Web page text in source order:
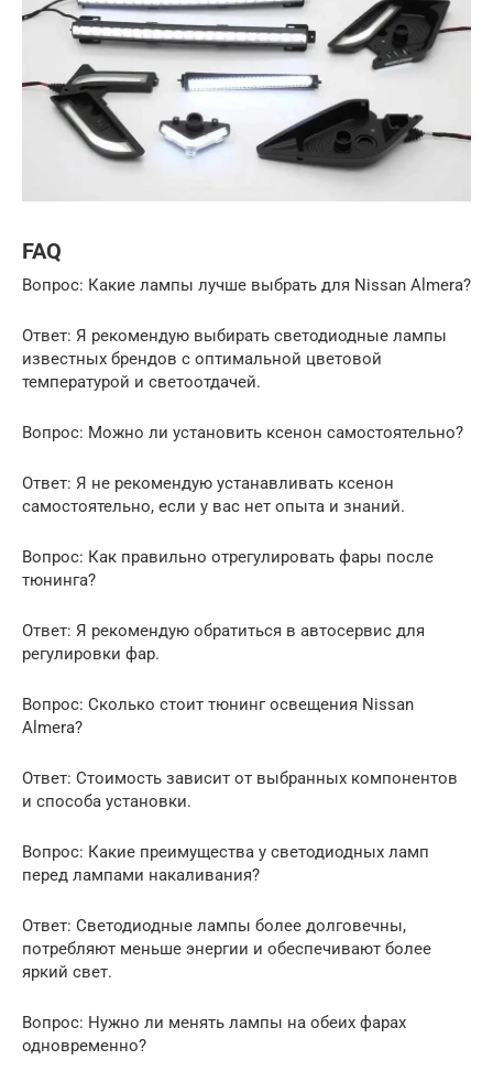
FAQ
Вопрос: Какие лампы лучше выбрать для Nissan Almera?
Ответ: Я рекомендую выбирать светодиодные лампы
известных брендов с оптимальной цветовой
температурой и светоотдачей.
Вопрос: Можно ли установить ксенон самостоятельно?
Ответ: Я не рекомендую устанавливать ксенон
самостоятельно, если у вас нет опыта и знаний.
Вопрос: Как правильно отрегулировать фары после
тюнинга?
Ответ: Я рекомендую обратиться в автосервис для
регулировки фар.
Вопрос: Сколько стоит тюнинг освещения Nissan
Almera?
Ответ: Стоимость зависит от выбранных компонентов
и способа установки.
Вопрос: Какие преимущества у светодиодных ламп
перед лампами накаливания?
Ответ: Светодиодные лампы более долговечны,
потребляют меньше энергии и обеспечивают более
яркий свет.
Вопрос: Нужно ли менять лампы на обеих фарах
одновременно?